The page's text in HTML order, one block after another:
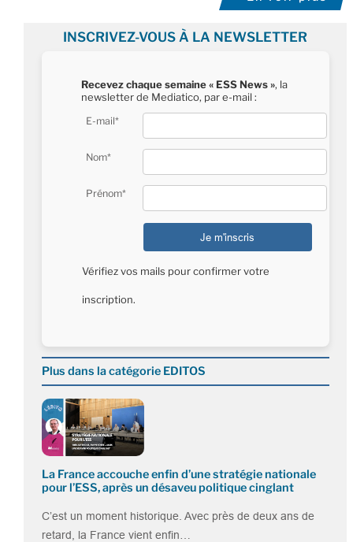
INSCRIVEZ-VOUS À LA NEWSLETTER
Recevez chaque semaine « ESS News », la
newsletter de Mediatico, par e-mail :
E-mail*
Nom*
Prénom*
Vérifiez vos mails pour confirmer votre
inscription.
Plus dans la catégorie EDITOS
La France accouche enfin d’une stratégie nationale
pour l’ESS, après un désaveu politique cinglant
C’est un moment historique. Avec près de deux ans de
retard, la France vient enfin…